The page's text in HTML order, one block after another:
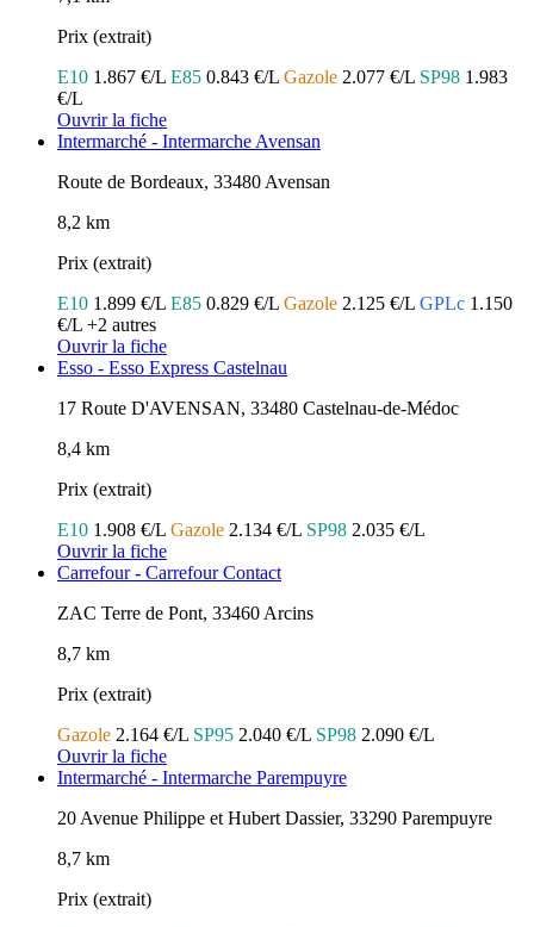
Prix (extrait)
E10 1.867 €/L E85 0.843 €/L Gazole 2.077 €/L SP98 1.983
€/L
Ouvrir la fiche
Intermarché - Intermarche Avensan
Route de Bordeaux, 33480 Avensan
8,2 km
Prix (extrait)
E10 1.899 €/L E85 0.829 €/L Gazole 2.125 €/L GPLc 1.150
€/L +2 autres
Ouvrir la fiche
Esso - Esso Express Castelnau
17 Route D'AVENSAN, 33480 Castelnau-de-Médoc
8,4 km
Prix (extrait)
E10 1.908 €/L Gazole 2.134 €/L SP98 2.035 €/L
Ouvrir la fiche
Carrefour - Carrefour Contact
ZAC Terre de Pont, 33460 Arcins
8,7 km
Prix (extrait)
Gazole 2.164 €/L SP95 2.040 €/L SP98 2.090 €/L
Ouvrir la fiche
Intermarché - Intermarche Parempuyre
20 Avenue Philippe et Hubert Dassier, 33290 Parempuyre
8,7 km
Prix (extrait)